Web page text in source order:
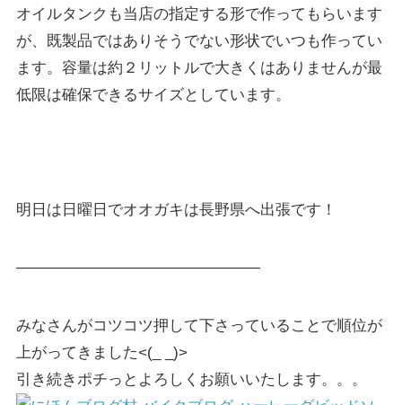
オイルタンクも当店の指定する形で作ってもらいます
が、既製品ではありそうでない形状でいつも作ってい
ます。容量は約２リットルで大きくはありませんが最
低限は確保できるサイズとしています。
明日は日曜日でオオガキは長野県へ出張です！
————————————————
みなさんがコツコツ押して下さっていることで順位が
上がってきました<(_ _)>
引き続きポチっとよろしくお願いいたします。。。